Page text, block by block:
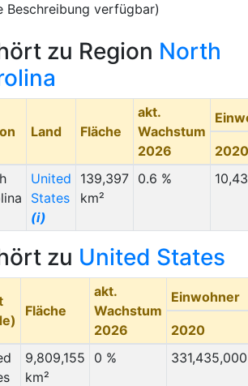
Beschreibung verfügbar)
zu Region North
Land Fläche
akt.
Wachstum
2026
2020
United
States
(i)
139,397
km²
0.6 %
zu United States
Fläche
akt.
Wachstum
2026
Einwohner
2020
9,809,155
km²
0 % 331,435,000